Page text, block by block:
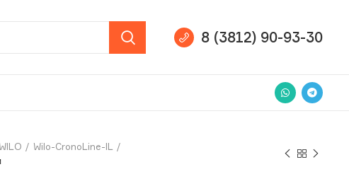
8 (3812) 90-93-30
WILO
Wilo-CronoLine-IL